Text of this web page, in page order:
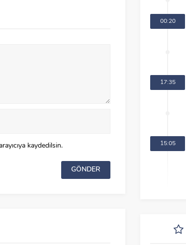
kaydedilsin.
00:20
17:35
15:05